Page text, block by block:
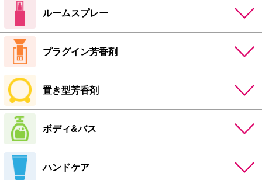
ルームスプレー
プラグイン芳香剤
置き型芳香剤
ボディ&バス
ハンドケア